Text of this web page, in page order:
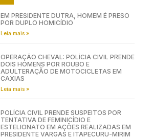
EM PRESIDENTE DUTRA, HOMEM É PRESO
POR DUPLO HOMICÍDIO
Leia mais »
OPERAÇÃO CHEVAL: POLÍCIA CIVIL PRENDE
DOIS HOMENS POR ROUBO E
ADULTERAÇÃO DE MOTOCICLETAS EM
CAXIAS
Leia mais »
POLÍCIA CIVIL PRENDE SUSPEITOS POR
TENTATIVA DE FEMINICÍDIO E
ESTELIONATO EM AÇÕES REALIZADAS EM
PRESIDENTE VARGAS E ITAPECURU-MIRIM